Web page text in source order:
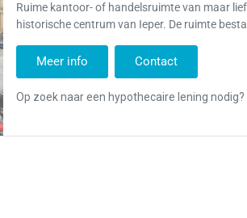
Ruime kantoor- of handelsruimte van maar
historische centrum van Ieper. De ruimte
Meer info Contact